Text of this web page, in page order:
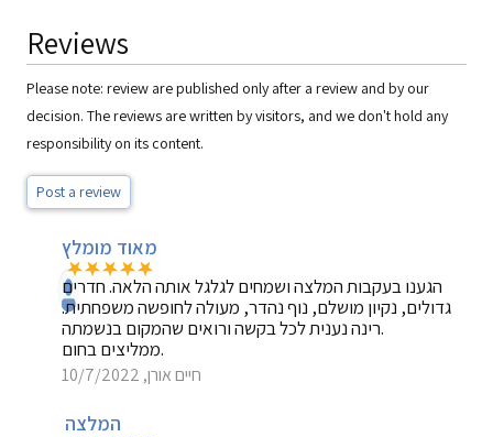
Reviews
Please note: review are published only after a review and by our
decision. The reviews are written by visitors, and we don't hold any
responsibility on its content.
Post a review
מאוד מומלץ
הגענו בעקבות המלצה ושמחים לגלגל אותה הלאה. חדרים
גדולים, נקיון מושלם, נוף נהדר, מעולה לחופשה משפחתית.
רינה נענית לכל בקשה ורואים שהמקום בנשמתה.
ממליצים בחום.
חיים אורן, 10/7/2022
המלצה